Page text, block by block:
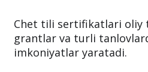
Chet tili sertifikatlari oliy
grantlar va turli
imkoniyatlar yaratadi.